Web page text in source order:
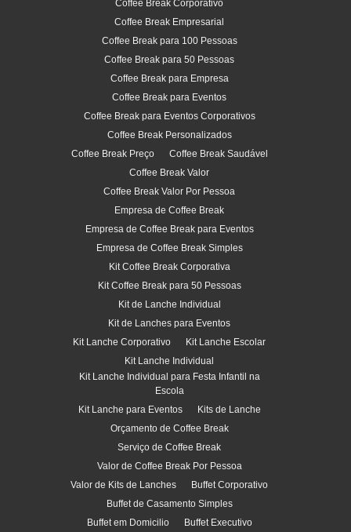
Coffee Break Corporativo
Coffee Break Empresarial
Coffee Break para 100 Pessoas
Coffee Break para 50 Pessoas
Coffee Break para Empresa
Coffee Break para Eventos
Coffee Break para Eventos Corporativos
Coffee Break Personalizados
Coffee Break Preço
Coffee Break Saudável
Coffee Break Valor
Coffee Break Valor Por Pessoa
Empresa de Coffee Break
Empresa de Coffee Break para Eventos
Empresa de Coffee Break Simples
Kit Coffee Break Corporativa
Kit Coffee Break para 50 Pessoas
Kit de Lanche Individual
Kit de Lanches para Eventos
Kit Lanche Corporativo
Kit Lanche Escolar
Kit Lanche Individual
Kit Lanche Individual para Festa Infantil na
Escola
Kit Lanche para Eventos
Kits de Lanche
Orçamento de Coffee Break
Serviço de Coffee Break
Valor de Coffee Break Por Pessoa
Valor de Kits de Lanches
Buffet Corporativo
Buffet de Casamento Simples
Buffet em Domicilio
Buffet Executivo